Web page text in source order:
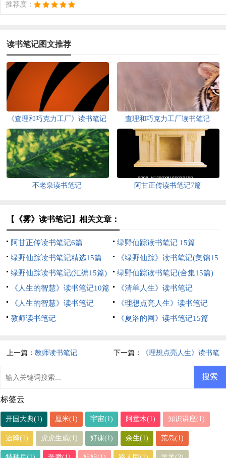
推荐度：
读书笔记图文推荐
《查理和巧克力工厂》读书笔记 查理和巧克力工厂读书笔记
不老泉读书笔记 阿甘正传读书笔记7篇
【《雾》读书笔记】相关文章：
阿甘正传读书笔记6篇
绿野仙踪读书笔记 15篇
绿野仙踪读书笔记精选15篇
《绿野仙踪》读书笔记(集锦15
篇)
绿野仙踪读书笔记(汇编15篇)
绿野仙踪读书笔记(合集15篇)
《人生的智慧》读书笔记10篇
《清单人生》读书笔记
《人生的智慧》读书笔记
《理想点亮人生》读书笔记
教师读书笔记
《夏洛的网》读书笔记15篇
上一篇：教师读书笔记 下一篇： 《理想点亮人生》读书笔
标签云
开国大典(1) 厘米(1) 宇宙(1) 阿童木(1) 知识讲座(1)
迫降(1) 虎虎生威(1) 好课(1) 余生(1) 荒岛(1)